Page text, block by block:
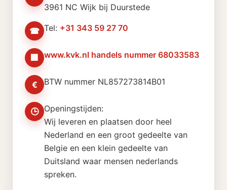
3961 NC Wijk bij Duurstede
☎ Tel: +31 343 59 27 70
🏢 www.kvk.nl handels nummer 68033583
€ BTW nummer NL857273814B01
🕒 Openingstijden:
Wij leveren en plaatsen door heel
Nederland en een groot gedeelte van
Belgie en een klein gedeelte van
Duitsland waar mensen nederlands
spreken.